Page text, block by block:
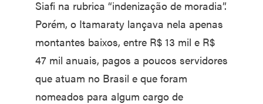
Siafi na rubrica “indenização de moradia”.
Porém, o Itamaraty lançava nela apenas
montantes baixos, entre R$ 13 mil e R$
47 mil anuais, pagos a poucos servidores
que atuam no Brasil e que foram
nomeados para algum cargo de